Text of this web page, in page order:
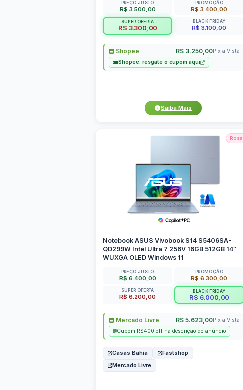
PREÇO JUSTO
R$ 3.500,00
PROMOÇÃO
R$ 3.400,00
SUPER OFERTA
R$ 3.300,00
BLACK FRIDAY
R$ 3.100,00
Shopee R$ 3.250,00Pix a Vista
Shopee: resgate o cupom aqui
Saiba Mais
Rosa
Notebook ASUS Vivobook S14 S5406SA-
QD299W Intel Ultra 7 256V 16GB 512GB 14″
WUXGA OLED Windows 11
PREÇO JUSTO
R$ 6.400,00
PROMOÇÃO
R$ 6.300,00
SUPER OFERTA
R$ 6.200,00
BLACK FRIDAY
R$ 6.000,00
Mercado Livre R$ 5.623,00Pix a Vista
Cupom R$400 off na descrição do anúncio
Casas Bahia
Fastshop
Mercado Livre